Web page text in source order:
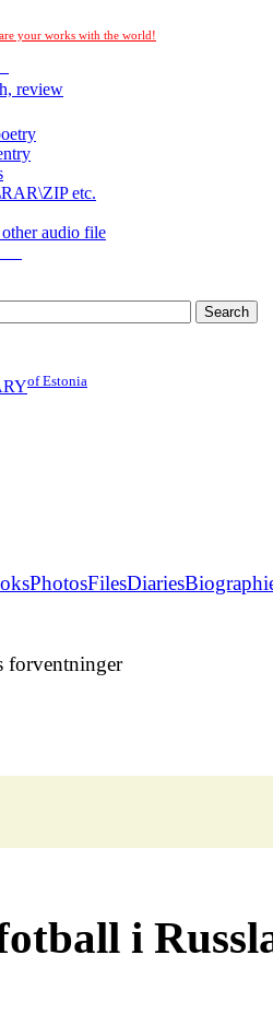
your works with the world!
review
etc.
audio file
of Estonia
PhotosFilesDiaries
forventninger
i